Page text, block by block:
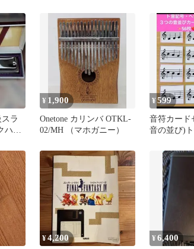
ラ
ー
¥ 1,900
Onetone カリンバ OTKL-
02/MH （マホガニー）
¥599
音符カード
音の並び)ト
¥4,200 ¥6,400